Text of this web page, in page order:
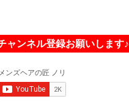
ャンネル登録お願いします♪